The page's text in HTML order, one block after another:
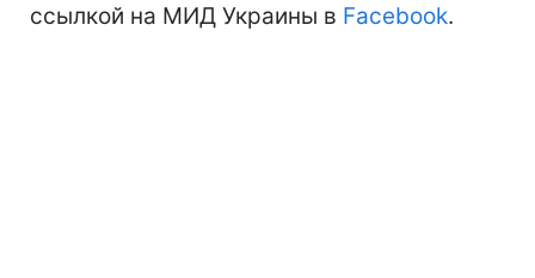
ссылкой на МИД Украины в Facebook.